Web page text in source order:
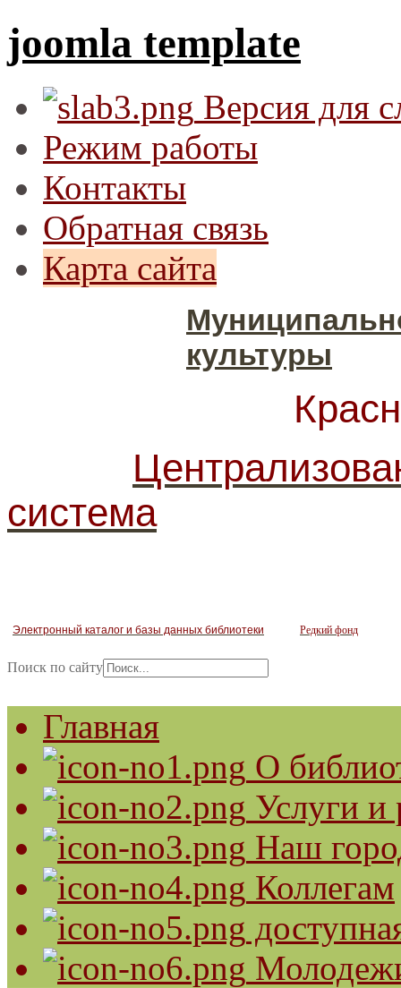
joomla template
Версия для
Режим работы
Контакты
Обратная связь
Карта сайта
культуры
система
Электронный каталог и базы данных библиотеки Редкий фонд
Поиск по сайту
Главная
О
Услуги и
Наш
Коллегам